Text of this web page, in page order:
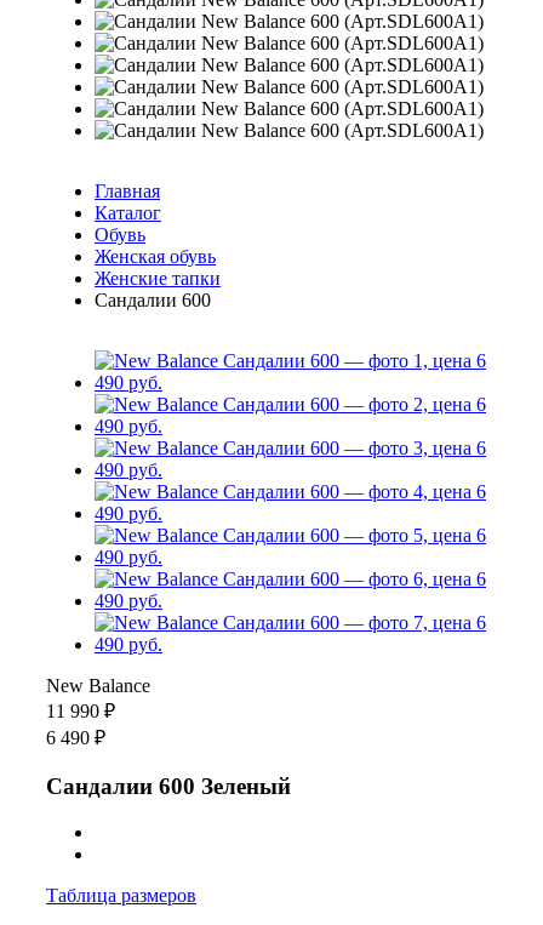
Главная
Каталог
Обувь
Женская обувь
Женские тапки
Сандалии 600
New Balance
11 990 ₽
6 490 ₽
Сандалии 600 Зеленый
Таблица размеров